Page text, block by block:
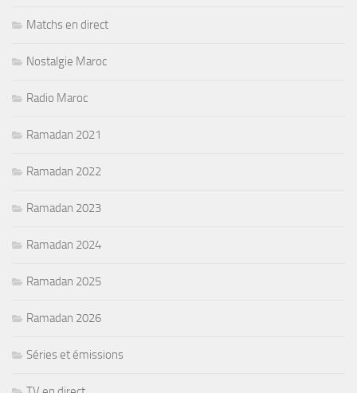
Matchs en direct
Nostalgie Maroc
Radio Maroc
Ramadan 2021
Ramadan 2022
Ramadan 2023
Ramadan 2024
Ramadan 2025
Ramadan 2026
Séries et émissions